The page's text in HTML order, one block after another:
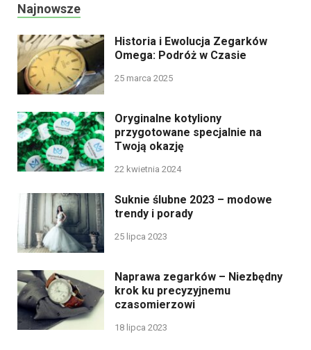
Najnowsze
Historia i Ewolucja Zegarków
Omega: Podróż w Czasie
25 marca 2025
Oryginalne kotyliony
przygotowane specjalnie na
Twoją okazję
22 kwietnia 2024
Suknie ślubne 2023 – modowe
trendy i porady
25 lipca 2023
Naprawa zegarków – Niezbędny
krok ku precyzyjnemu
czasomierzowi
18 lipca 2023